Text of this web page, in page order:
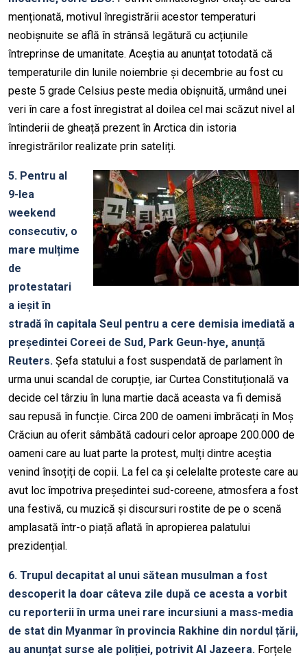
menționată, motivul înregistrării acestor temperaturi
neobișnuite se află în strânsă legătură cu acțiunile
întreprinse de umanitate. Aceștia au anunțat totodată că
temperaturile din lunile noiembrie și decembrie au fost cu
peste 5 grade Celsius peste media obișnuită, urmând unei
veri în care a fost înregistrat al doilea cel mai scăzut nivel al
întinderii de gheață prezent în Arctica din istoria
înregistrărilor realizate prin sateliți.
5. Pentru al
9-lea
weekend
consecutiv, o
mare mulțime
de
protestatari
a ieșit în
stradă în capitala Seul pentru a cere demisia imediată a
președintei Coreei de Sud, Park Geun-hye, anunță
Reuters. Șefa statului a fost suspendată de parlament în
urma unui scandal de corupție, iar Curtea Constituțională va
decide cel târziu în luna martie dacă aceasta va fi demisă
sau repusă în funcție. Circa 200 de oameni îmbrăcați în Moș
Crăciun au oferit sâmbătă cadouri celor aproape 200.000 de
oameni care au luat parte la protest, mulți dintre aceștia
venind însoțiți de copii. La fel ca și celelalte proteste care au
avut loc împotriva președintei sud-coreene, atmosfera a fost
una festivă, cu muzică și discursuri rostite de pe o scenă
amplasată într-o piață aflată în apropierea palatului
prezidențial.
6. Trupul decapitat al unui sătean musulman a fost
descoperit la doar câteva zile după ce acesta a vorbit
cu reporterii în urma unei rare incursiuni a mass-media
de stat din Myanmar în provincia Rakhine din nordul țării,
au anunțat surse ale poliției, potrivit Al Jazeera. Forțele